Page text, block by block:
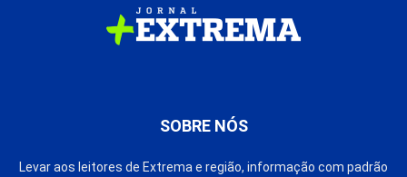
SOBRE NÓS
Levar aos leitores de Extrema e região, informação com padrão